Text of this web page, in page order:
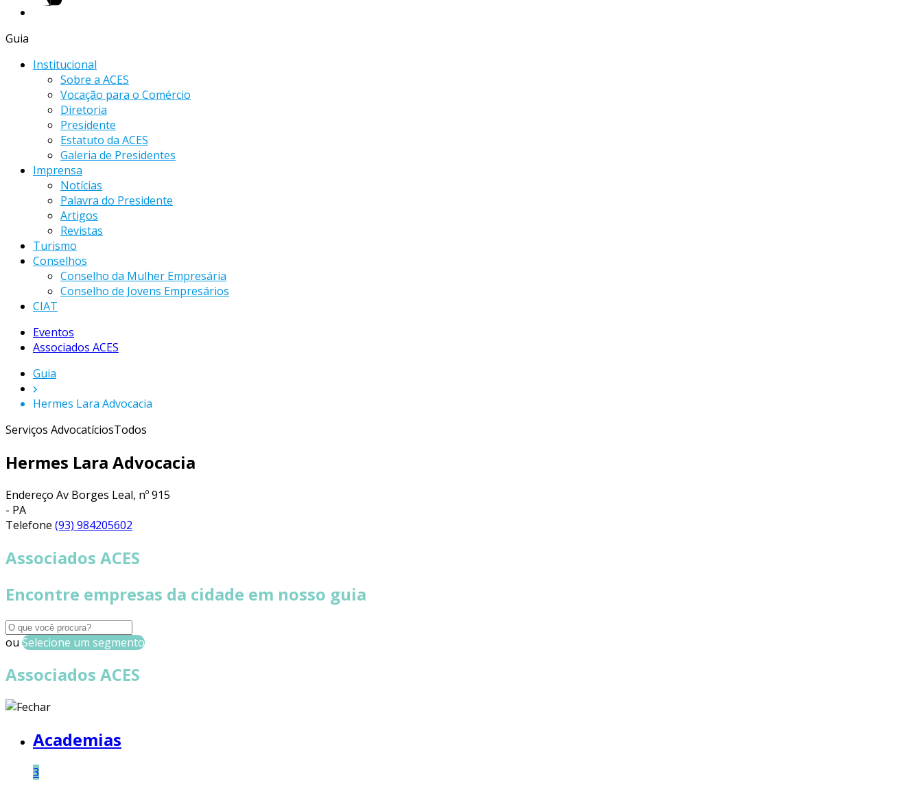
Guia
Institucional
Sobre a ACES
Vocação para o Comércio
Diretoria
Presidente
Estatuto da ACES
Galeria de Presidentes
Imprensa
Notícias
Palavra do Presidente
Artigos
Revistas
Turismo
Conselhos
Conselho da Mulher Empresária
Conselho de Jovens Empresários
CIAT
Eventos
Associados ACES
Guia
Hermes Lara Advocacia
Serviços AdvocatíciosTodos
Hermes Lara Advocacia
Endereço Av Borges Leal, nº 915
- PA
Telefone (93) 984205602
Associados ACES
Encontre empresas da cidade em nosso guia
ou Selecione um segmento
Associados ACES
Academias
3